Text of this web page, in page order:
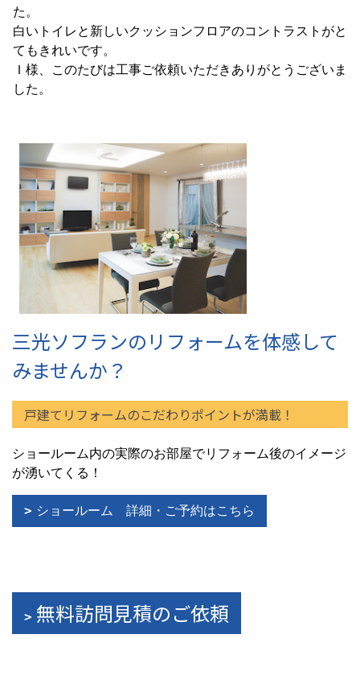
た。
白いトイレと新しいクッションフロアのコントラストがと
てもきれいです。
Ｉ様、このたびは工事ご依頼いただきありがとうございま
した。
三光ソフランのリフォームを体感して
みませんか？
戸建てリフォームのこだわりポイントが満載！
ショールーム内の実際のお部屋でリフォーム後のイメージ
が湧いてくる！
ショールーム 詳細・ご予約はこちら
無料訪問見積のご依頼